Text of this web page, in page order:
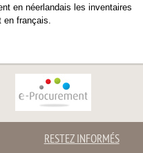
en néerlandais les inventaires
en français.
RESTEZ INFORMÉS